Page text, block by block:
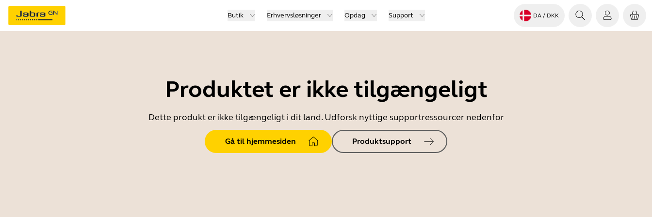
Butik Erhvervsløsninger Opdag Support DA / DKK
Produktet er ikke tilgængeligt
Dette produkt er ikke tilgængeligt i dit land. Udforsk nyttige supportressourcer nedenfor
Gå til hjemmesiden Produktsupport